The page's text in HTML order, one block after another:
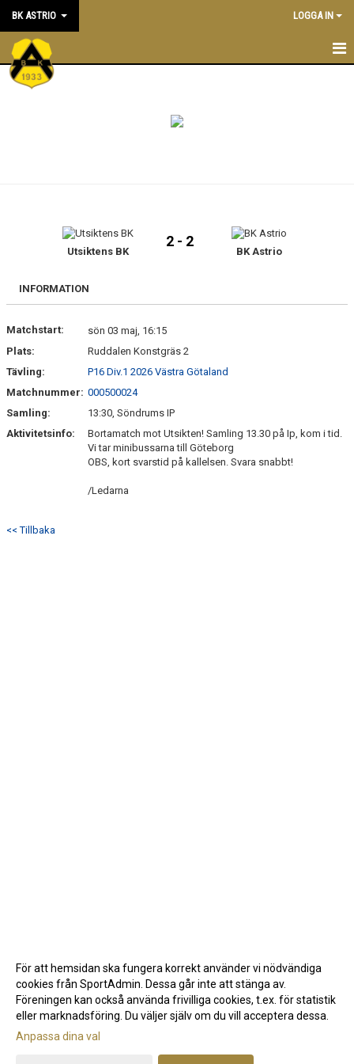
BK ASTRIO LOGGA IN
HEM
BLI MEDLEM
SÖNDRUMS IP
TRYGG I ASTRIO
Utsiktens BK
2 - 2
BK Astrio
INFORMATION
Matchstart:
sön 03 maj, 16:15
Plats:
Ruddalen Konstgräs 2
Tävling:
P16 Div.1 2026 Västra Götaland
Matchnummer: 000500024
Samling:
13:30, Söndrums IP
Aktivitetsinfo:
Bortamatch mot Utsikten! Samling 13.30 på Ip, kom i tid.
Vi tar minibussarna till Göteborg
OBS, kort svarstid på kallelsen. Svara snabbt!
/Ledarna
<< Tillbaka
Gå till Webbversion
För att hemsidan ska fungera korrekt använder vi nödvändiga
cookies från SportAdmin. Dessa går inte att stänga av.
Föreningen kan också använda frivilliga cookies, t.ex. för statistik
eller marknadsföring. Du väljer själv om du vill acceptera dessa.
Anpassa dina val